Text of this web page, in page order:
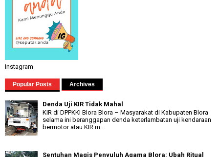
Instagram
Popular Posts Archives
Denda Uji KIR Tidak Mahal
KIR di DPPKKI Blora Blora – Masyarakat di Kabupaten Blora
selama ini beranggapan denda keterlambatan uji kendaraan
bermotor atau KIR m...
Sentuhan Magis Penyuluh Agama Blora: Ubah Ritual